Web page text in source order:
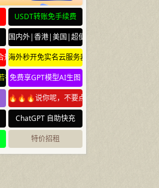
diaozhui.com
USDT转账免手续费
国内外|香港|美国|超便宜云服务器
规海外秒开免实名云服务器
社区 leiruo.com
免费享GPT模型AI生图
🔥🔥🔥说你呢，不要点🔥🔥🔥
ChatGPT 自助快充
特价招租